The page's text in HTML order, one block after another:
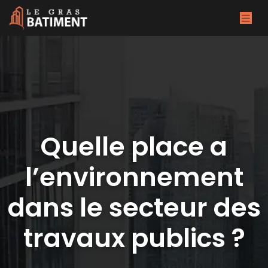
Quelle place a
l’environnement
dans le secteur des
travaux publics ?